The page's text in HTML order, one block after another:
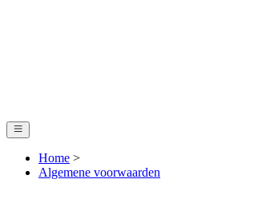
Home >
Algemene voorwaarden